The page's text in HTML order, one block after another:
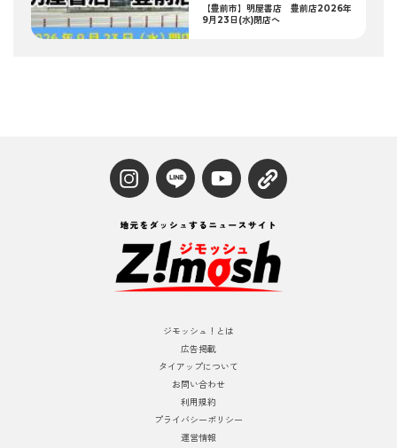
【豊前市】明屋書店 豊前店2026年
9月23日(水)閉店へ
ジモッシュ！とは
広告掲載
タイアップについて
お問い合わせ
利用規約
プライバシーポリシー
運営情報